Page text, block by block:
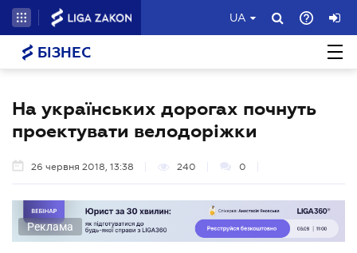
UA
БІЗНЕС
На українських дорогах почнуть
проектувати велодоріжки
26 червня 2018, 13:38 240 0
Реклама